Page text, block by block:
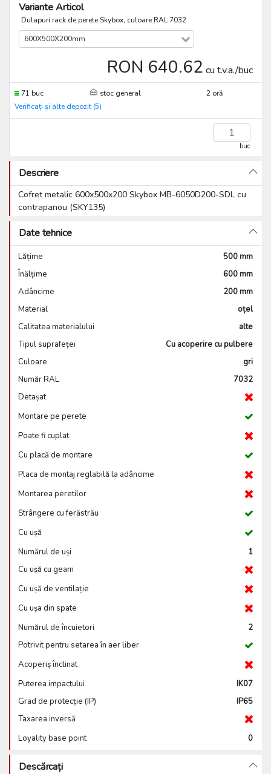
Variante Articol
Dulapuri rack de perete Skybox, culoare RAL 7032
600X500X200mm
RON 640.62 cu t.v.a./buc
71 buc stoc general
2 oră
Verificați și alte depozit (5)
buc
Descriere
Cofret metalic 600x500x200 Skybox MB-6050D200-SDL cu
contrapanou (SKY135)
Date tehnice
Lățime
500 mm
Înălțime
600 mm
Adâncime
200 mm
Material
oțel
Calitatea materialului
alte
Tipul suprafeței
Cu acoperire cu pulbere
Culoare
gri
Număr RAL
7032
Detașat
Montare pe perete
Poate fi cuplat
Cu placă de montare
Placa de montaj reglabilă la adâncime
Montarea peretilor
Strângere cu ferăstrău
Cu ușă
Numărul de uși
1
Cu ușă cu geam
Cu ușă de ventilație
Cu ușa din spate
Numărul de încuietori
2
Potrivit pentru setarea în aer liber
Acoperiș înclinat
Puterea impactului
IK07
Grad de protecție (IP)
IP65
Taxarea inversă
Loyality base point
0
Descărcați